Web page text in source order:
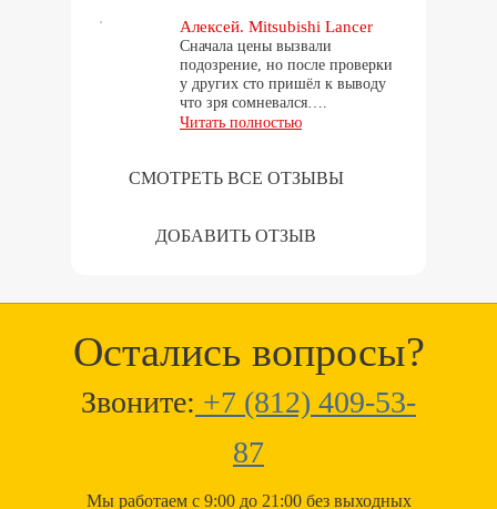
Алексей. Mitsubishi Lancer
Сначала цены вызвали
подозрение, но после проверки
у других сто пришёл к выводу
что зря сомневался….
Читать полностью
СМОТРЕТЬ ВСЕ ОТЗЫВЫ
ДОБАВИТЬ ОТЗЫВ
Остались вопросы?
Звоните: +7 (812) 409-53-
87
Мы работаем с 9:00 до 21:00 без выходных